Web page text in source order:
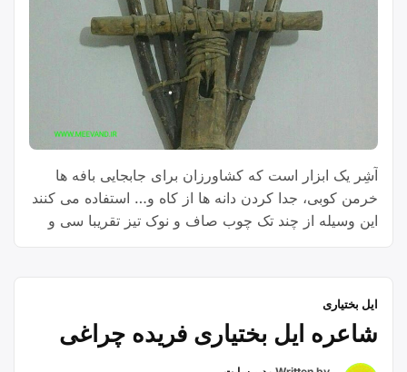
آشِر یک ابزار است که کشاورزان برای جابجایی بافه ها
خرمن کوبی، جدا کردن دانه ها از کاه و… استفاده می کنند
این وسیله از چند تک چوب صاف و نوک تیز تقریبا سی و
ایل بختیاری
شاعره ایل بختیاری فریده چراغی